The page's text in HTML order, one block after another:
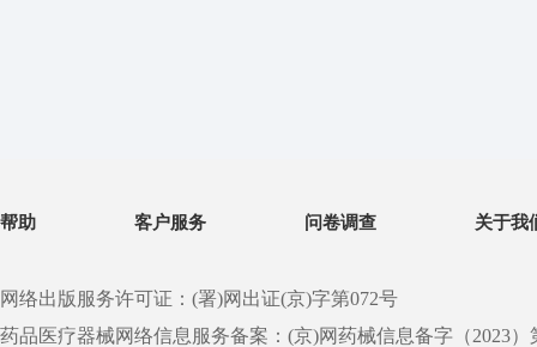
帮助 客户服务 问卷调查 关于我
网络出版服务许可证：(署)网出证(京)字第072号
药品医疗器械网络信息服务备案：(京)网药械信息备字（2023）